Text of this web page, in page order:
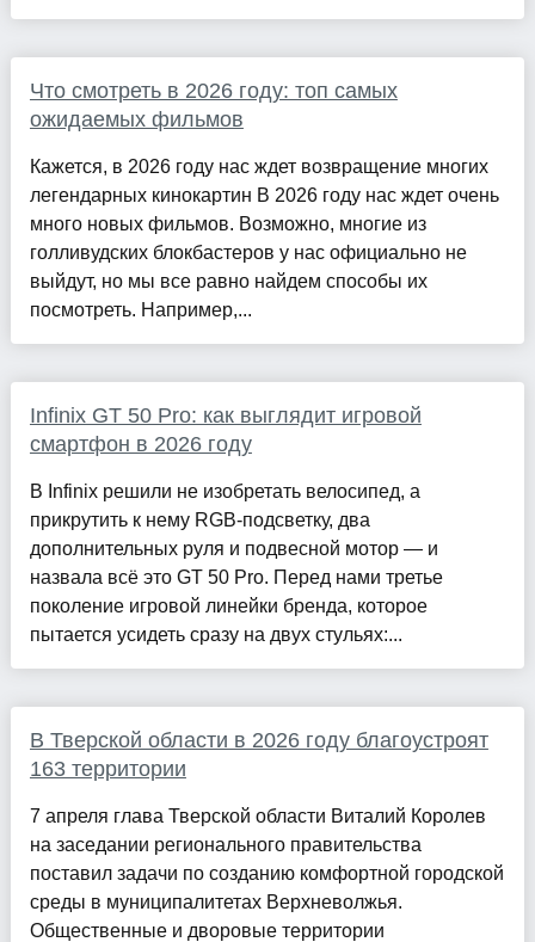
Что смотреть в 2026 году: топ самых
ожидаемых фильмов
Кажется, в 2026 году нас ждет возвращение многих
легендарных кинокартин В 2026 году нас ждет очень
много новых фильмов. Возможно, многие из
голливудских блокбастеров у нас официально не
выйдут, но мы все равно найдем способы их
посмотреть. Например,...
Infinix GT 50 Pro: как выглядит игровой
смартфон в 2026 году
В Infinix решили не изобретать велосипед, а
прикрутить к нему RGB-подсветку, два
дополнительных руля и подвесной мотор — и
назвала всё это GT 50 Pro. Перед нами третье
поколение игровой линейки бренда, которое
пытается усидеть сразу на двух стульях:...
В Тверской области в 2026 году благоустроят
163 территории
7 апреля глава Тверской области Виталий Королев
на заседании регионального правительства
поставил задачи по созданию комфортной городской
среды в муниципалитетах Верхневолжья.
Общественные и дворовые территории